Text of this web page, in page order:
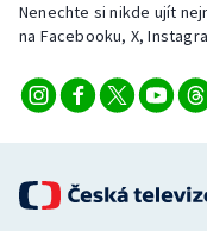
Vodní slalom
Volejbal
Nenechte si nikde ujít
na Facebooku, X,